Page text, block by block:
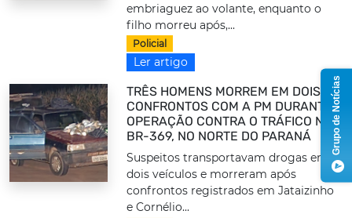
embriaguez ao volante, enquanto o
filho morreu após,...
Policial
Ler artigo
TRÊS HOMENS MORREM EM DOIS
CONFRONTOS COM A PM DURANTE
OPERAÇÃO CONTRA O TRÁFICO NA
BR-369, NO NORTE DO PARANÁ
Suspeitos transportavam drogas em
dois veículos e morreram após
confrontos registrados em Jataizinho
e Cornélio...
Grupo de Notícias